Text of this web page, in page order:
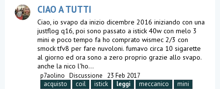
CIAO A TUTTI
Ciao, io svapo da inizio dicembre 2016 iniziando con una
justflog q16, poi sono passato a istick 40w con melo 3
mini e poco tempo fa ho comprato wismec 2/3 con
smock tfv8 per fare nuvoloni. fumavo circa 10 sigarette
al giorno ed ora sono a zero proprio grazie allo svapo.
anche la nico l'ho...
p7aolino Discussione
23 Feb 2017
acquisto
coil istick leggi meccanico
mini